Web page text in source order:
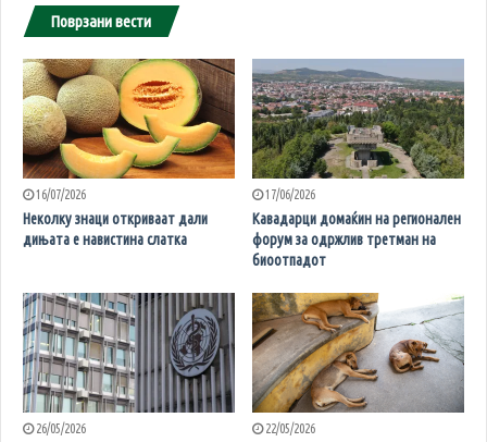
Поврзани вести
16/07/2026
Неколку знаци откриваат дали
дињата е навистина слатка
17/06/2026
Кавадарци домаќин на регионален
форум за одржлив третман на
биоотпадот
26/05/2026 22/05/2026